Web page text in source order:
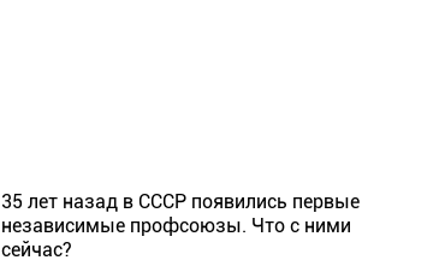
35 лет назад в СССР появились первые
независимые профсоюзы. Что с ними
сейчас?